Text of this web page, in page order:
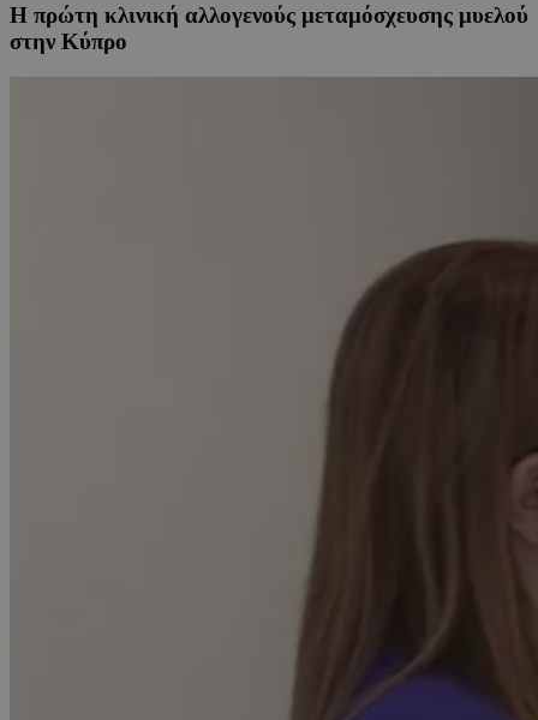
Η πρώτη κλινική αλλογενούς μεταμόσχευσης μυελού
στην Κύπρο